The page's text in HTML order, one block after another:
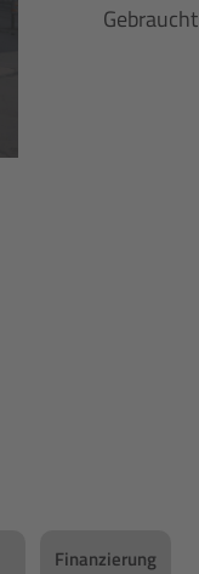
Gebraucht
Finanzierung